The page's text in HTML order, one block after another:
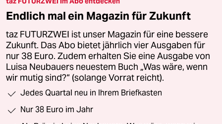
Endlich mal ein Magazin für Zukunft
taz FUTURZWEI ist unser Magazin für eine bessere
Zukunft. Das Abo bietet jährlich vier Ausgaben für
nur 38 Euro. Zudem erhalten Sie eine Ausgabe von
Luisa Neubauers neuestem Buch „Was wäre, wenn
wir mutig sind?“ (solange Vorrat reicht).
Jedes Quartal neu in Ihrem Briefkasten
Nur 38 Euro im Jahr